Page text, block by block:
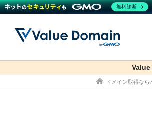
ドメイン
レンタルサーバー
セキュリティ
サービス
Value
ドメイン取得な
無料診断